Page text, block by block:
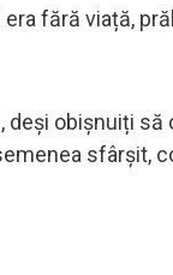
fără viață,
obișnuiți să
sfârșit,